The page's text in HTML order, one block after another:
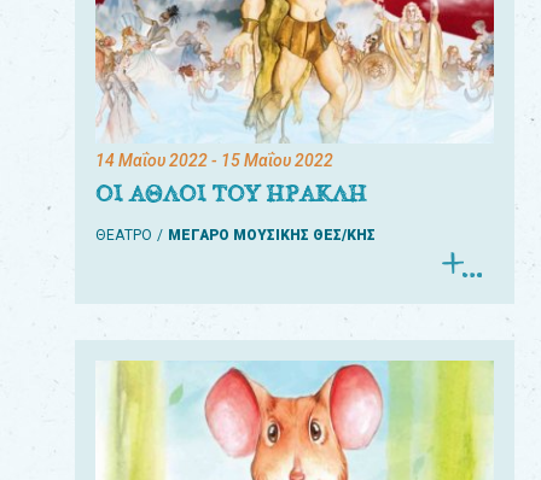
14 Μαΐου 2022- 15 Μαΐου 2022
ΟΙ ΑΘΛΟΙ ΤΟΥ ΗΡΑΚΛΗ
ΘΕΑΤΡΟ ΜΕΓΑΡΟ ΜΟΥΣΙΚΗΣ ΘΕΣ/ΚΗΣ